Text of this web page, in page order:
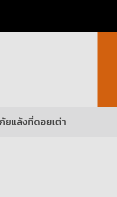
ยแล้งที่ดอยเต่า